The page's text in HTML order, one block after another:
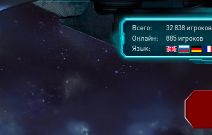
Всего:
32 838 игроков
Онлайн:
885 игроков
Язык: